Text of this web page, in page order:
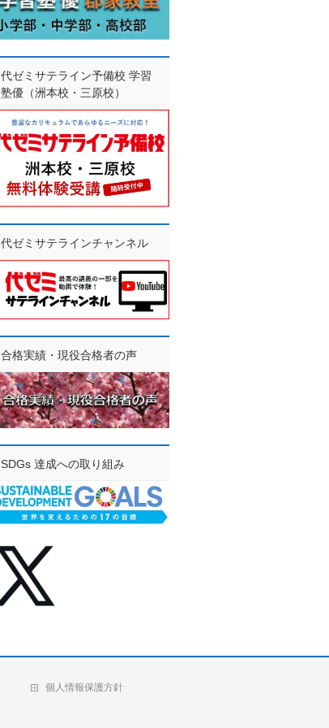
代ゼミサテライン予備校 学習
塾優（洲本校・三原校）
代ゼミサテラインチャンネル
合格実績・現役合格者の声
SDGs 達成への取り組み
個人情報保護方針